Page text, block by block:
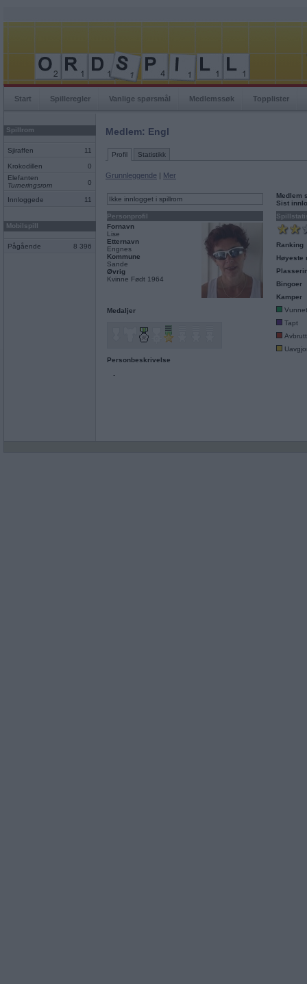
Start Spilleregler Vanlige spørsmål Medlemssøk Topplister
Spillrom
Sjiraffen 11
Krokodillen
0
Elefanten
Turneringsrom
0
Innloggede 11
Mobilspill
Pågående 8 396
Medlem: Engl
Profil Statistikk
Grunnleggende | Mer
Ikke innlogget i spillrom
Personprofil
Fornavn
Lise
Etternavn
Engnes
Kommune
Sande
Øvrig
Kvinne Født 1964
Medaljer
Personbeskrivelse
-
Medlem
Sist
Ranking
Høyeste
Bingoer
Kamper
Vunnet
Tapt
Avbrutt